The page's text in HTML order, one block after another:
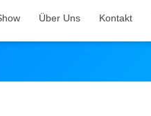
Über Uns Kontakt